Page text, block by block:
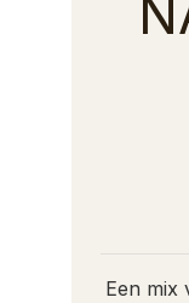
Een mix